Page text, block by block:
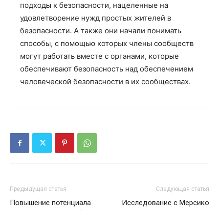
подходы к безопасности, нацеленные на
удовлетворение нужд простых жителей в
безопасности. А также они начали понимать
способы, с помощью которых члены сообществ
могут работать вместе с органами, которые
обеспечивают безопасность над обеспечением
человеческой безопасности в их сообществах.
Предыдущая статья
Повышение потенциала
Следующая статья
Исследование с Мерсико